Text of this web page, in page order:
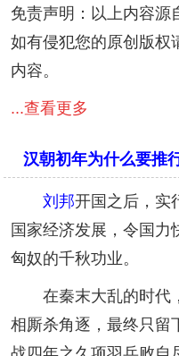
免责声明：以上内容源
如有侵犯您的原创版权
内容。
...查看更多
汉朝初年为什么要推
刘邦开国之后，实
国家经济发展，令国力
匈奴的千秋功业。
在秦末大乱的时代
相厮杀角逐，最终只留